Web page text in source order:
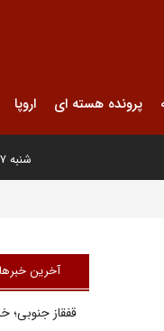
پرونده هسته ای اروپا
شنبه ۱۷ مرداد ۱۴۰۵
آخرین خبرها
قفقاز جنوبی؛